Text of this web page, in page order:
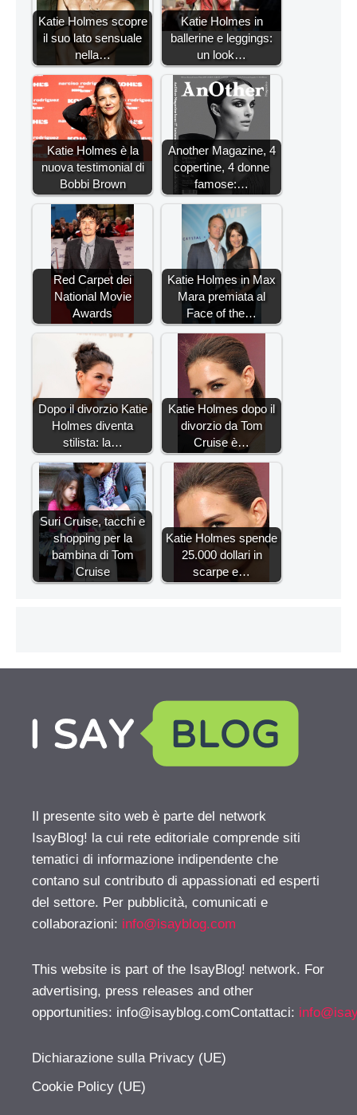
Katie Holmes scopre
il suo lato sensuale
nella…
Katie Holmes in
ballerine e leggings:
un look…
Katie Holmes è la
nuova testimonial di
Bobbi Brown
Another Magazine, 4
copertine, 4 donne
famose:…
Red Carpet dei
National Movie
Awards
Katie Holmes in Max
Mara premiata al
Face of the…
Dopo il divorzio Katie
Holmes diventa
stilista: la…
Katie Holmes dopo il
divorzio da Tom
Cruise è…
Suri Cruise, tacchi e
shopping per la
bambina di Tom
Cruise
Katie Holmes spende
25.000 dollari in
scarpe e…
Il presente sito web è parte del network
IsayBlog! la cui rete editoriale comprende siti
tematici di informazione indipendente che
contano sul contributo di appassionati ed esperti
del settore. Per pubblicità, comunicati e
collaborazioni: info@isayblog.com
This website is part of the IsayBlog! network. For
advertising, press releases and other
opportunities: info@isayblog.comContattaci:
Dichiarazione sulla Privacy (UE)
Cookie Policy (UE)